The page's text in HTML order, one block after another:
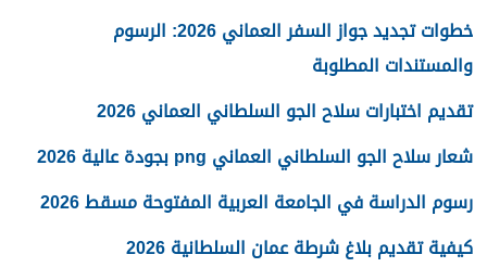
خطوات تجديد جواز السفر العماني 2026: الرسوم
والمستندات المطلوبة
تقديم اختبارات سلاح الجو السلطاني العماني 2026
شعار سلاح الجو السلطاني العماني png بجودة عالية 2026
رسوم الدراسة في الجامعة العربية المفتوحة مسقط 2026
كيفية تقديم بلاغ شرطة عمان السلطانية 2026